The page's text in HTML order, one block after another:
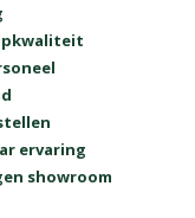
ervaring
showroom